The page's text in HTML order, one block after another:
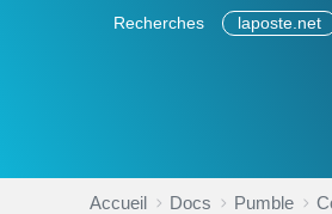
Recherches laposte.net
Accueil Docs Pumble